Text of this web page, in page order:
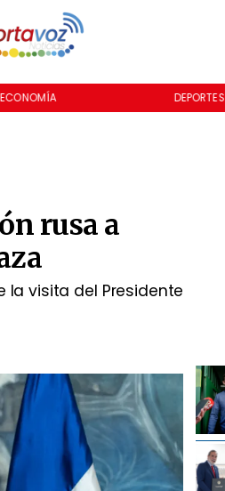
ECONOMÍA DEPORTES
rusa a
la visita del Presidente